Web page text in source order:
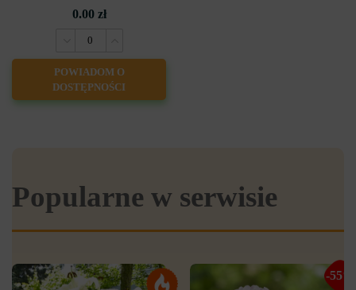
0.00 zł
POWIADOM O
DOSTĘPNOŚCI
Popularne w serwisie
-55%